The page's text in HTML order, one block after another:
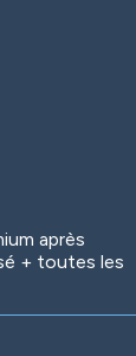
après
+ toutes les